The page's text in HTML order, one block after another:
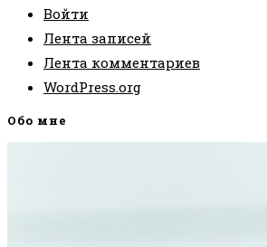
Войти
Лента записей
Лента комментариев
WordPress.org
Обо мне